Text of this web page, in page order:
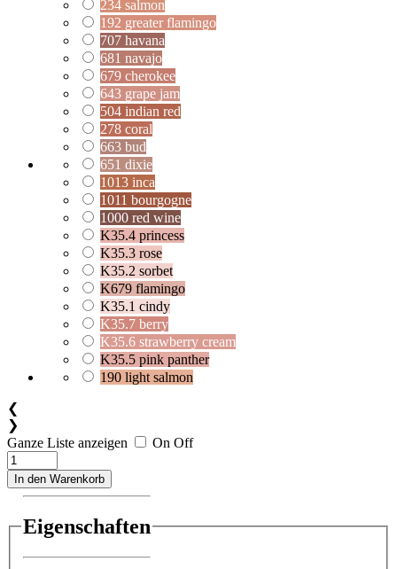
234 salmon
192 greater flamingo
707 havana
681 navajo
679 cherokee
643 grape jam
504 indian red
278 coral
663 bud
651 dixie
1013 inca
1011 bourgogne
1000 red wine
K35.4 princess
K35.3 rose
K35.2 sorbet
K679 flamingo
K35.1 cindy
K35.7 berry
K35.6 strawberry cream
K35.5 pink panther
190 light salmon
❮
❯
Ganze Liste anzeigen
On Off
In den Warenkorb
Eigenschaften